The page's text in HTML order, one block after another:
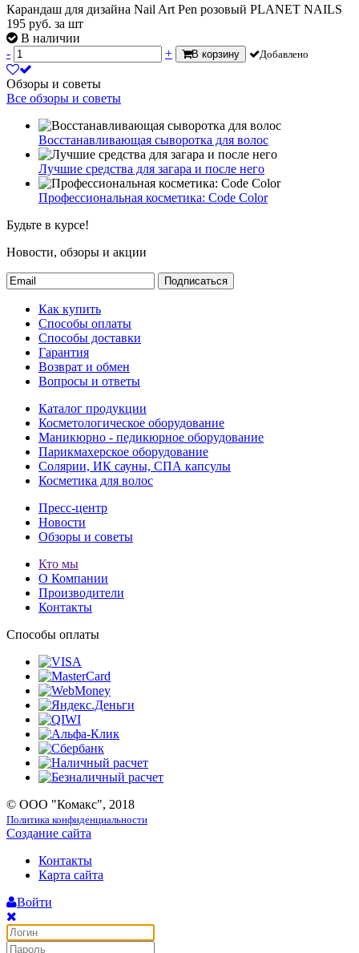
Карандаш для дизайна Nail Art Pen розовый PLANET NAILS
195 руб. за шт
В наличии
-
+ В корзину Добавлено
Обзоры и советы
Все обзоры и советы
Восстанавливающая сыворотка для волос
Лучшие средства для загара и после него
Профессиональная косметика: Code Color
Будьте в курсе!
Новости, обзоры и акции
Подписаться
Как купить
Способы оплаты
Способы доставки
Гарантия
Возврат и обмен
Вопросы и ответы
Каталог продукции
Косметологическое оборудование
Маникюрно - педикюрное оборудование
Парикмахерское оборудование
Солярии, ИК сауны, СПА капсулы
Косметика для волос
Пресс-центр
Новости
Обзоры и советы
Кто мы
О Компании
Производители
Контакты
Способы оплаты
© ООО "Комакс", 2018
Политика конфиденциальности
Создание сайта
Контакты
Карта сайта
Войти